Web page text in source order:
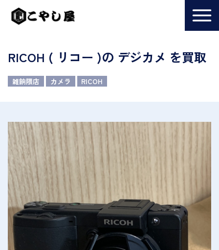
RICOH ( リコー )の デジカメ を買取
雑餉隈店 カメラ RICOH